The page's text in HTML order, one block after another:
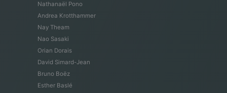
Nathanaël Pono
Andrea Krotthammer
Nay Theam
Nao Sasaki
Orian Dorais
David Simard-Jean
Bruno Boëz
Esther Baslé